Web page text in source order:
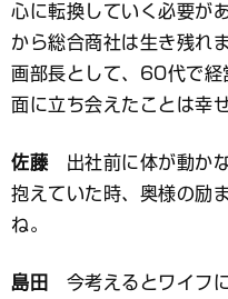
心に転換していく必要が
から総合商社は生き残れ
画部長として、60代で経
面に立ち会えたことは幸
佐藤出社前に体が動かな
抱えていた時、奥様の励
ね。
島田
今考えるとワイフ